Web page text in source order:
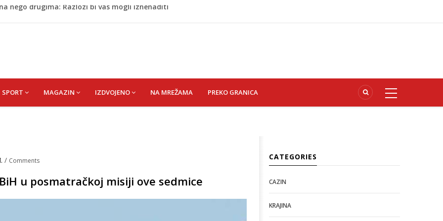
su odabrali drugu reprezentaciju onda bi "birali", a ne
Vatrogasci nadljudskim naporima spriječili veću
nego drugima: Razlozi bi vas mogli iznenaditi
SPORT MAGAZIN IZDVOJENO NA MREŽAMA PREKO GRANICA
/ Comments
u posmatračkoj misiji ove sedmice
CATEGORIES
CAZIN
KRAJINA